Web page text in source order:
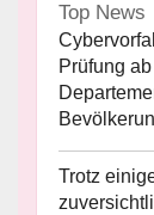
Top News
Prüfung
Trotz